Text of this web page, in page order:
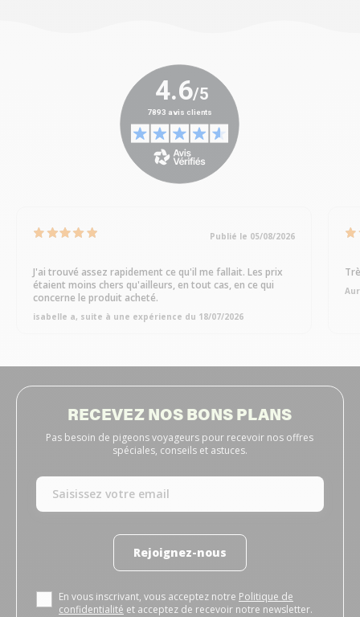
Publié le 05/08/2026
J'ai trouvé assez rapidement ce qu'il me fallait. Les prix
étaient moins chers qu'ailleurs, en tout cas, en ce qui
concerne le produit acheté.
isabelle a, suite à une expérience du 18/07/2026
RECEVEZ NOS BONS PLANS
Pas besoin de pigeons voyageurs pour recevoir nos offres
spéciales, conseils et astuces.
Rejoignez-nous
En vous inscrivant, vous acceptez notre Politique de
confidentialité et acceptez de recevoir notre newsletter.